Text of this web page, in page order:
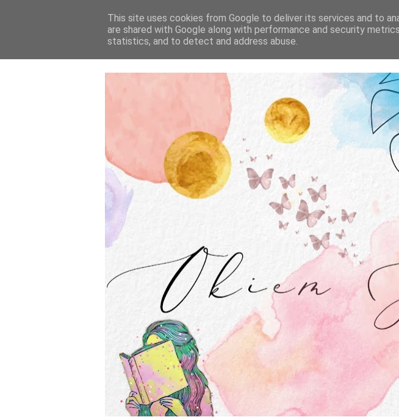
STRONA GŁÓWNA
This site uses cookies from Google to deliver its services and to
are shared with Google along with performance and security
statistics, and to detect and address abuse.